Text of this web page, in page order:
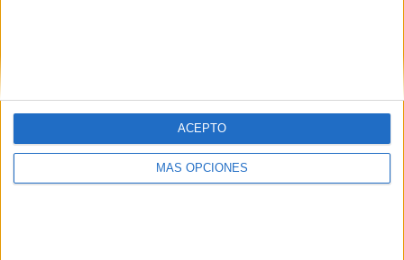
MÁS OPCIONES
ACEPTO